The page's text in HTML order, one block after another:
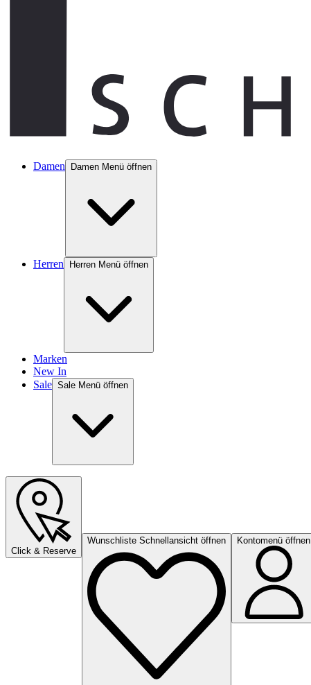
Damen Damen Menü öffnen
Herren Herren Menü öffnen
Marken
New In
Sale Sale Menü öffnen
Click & Reserve
Wunschliste Schnellansicht öffnen Kontomenü öffnen